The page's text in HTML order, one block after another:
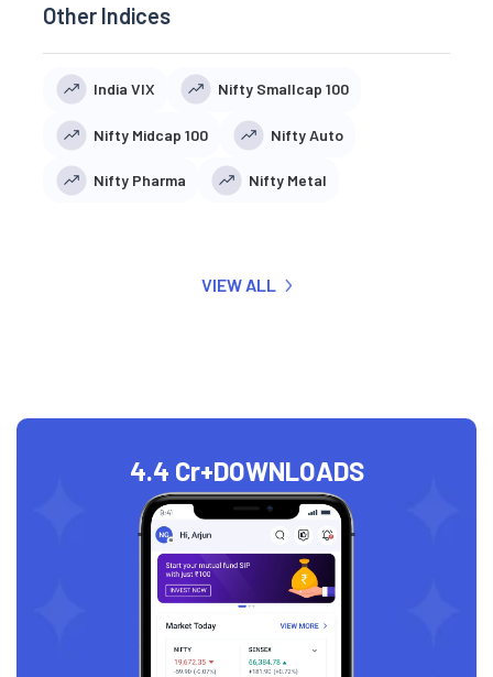
Other Indices
India VIX Nifty Smallcap 100
Nifty Midcap 100 Nifty Auto
Nifty Pharma Nifty Metal
VIEW ALL
4.4 Cr+DOWNLOADS